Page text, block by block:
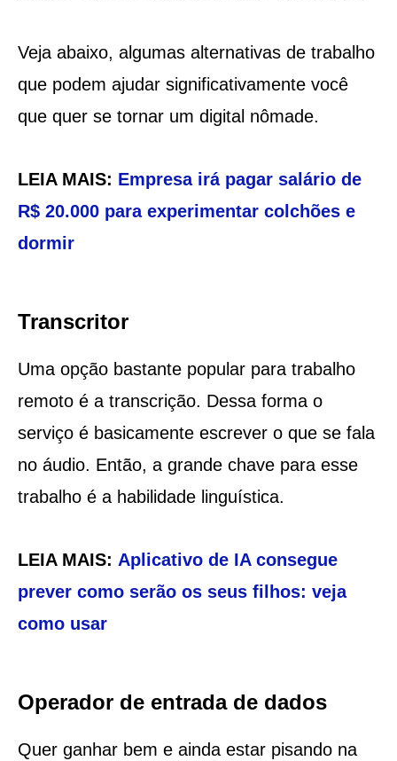
Veja abaixo, algumas alternativas de trabalho
que podem ajudar significativamente você
que quer se tornar um digital nômade.
LEIA MAIS: Empresa irá pagar salário de
R$ 20.000 para experimentar colchões e
dormir
Transcritor
Uma opção bastante popular para trabalho
remoto é a transcrição. Dessa forma o
serviço é basicamente escrever o que se fala
no áudio. Então, a grande chave para esse
trabalho é a habilidade linguística.
LEIA MAIS: Aplicativo de IA consegue
prever como serão os seus filhos: veja
como usar
Operador de entrada de dados
Quer ganhar bem e ainda estar pisando na